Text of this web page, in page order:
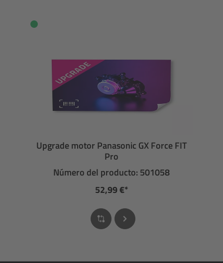
Upgrade motor Panasonic GX Force FIT
Pro
Número del producto: 501058
52,99 €*